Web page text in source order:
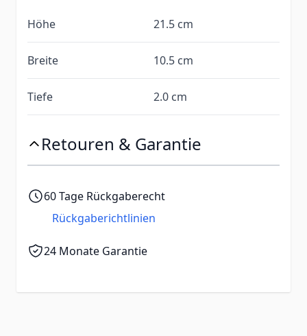
Höhe 21.5 cm
Breite 10.5 cm
Tiefe 2.0 cm
Retouren & Garantie
60 Tage Rückgaberecht
Rückgaberichtlinien
24 Monate Garantie